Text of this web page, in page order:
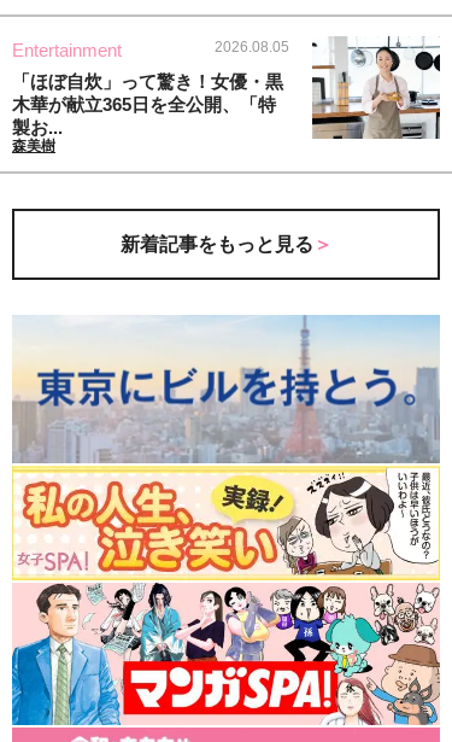
Entertainment 2026.08.05
「ほぼ自炊」って驚き！女優・黒
木華が献立365日を全公開、「特
製お...
森美樹
新着記事をもっと見る